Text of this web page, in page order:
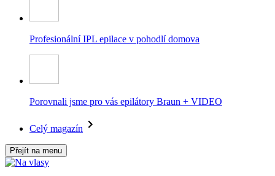
Profesionální IPL epilace v pohodlí domova
Porovnali jsme pro vás epilátory Braun + VIDEO
Celý magazín
Přejít na menu